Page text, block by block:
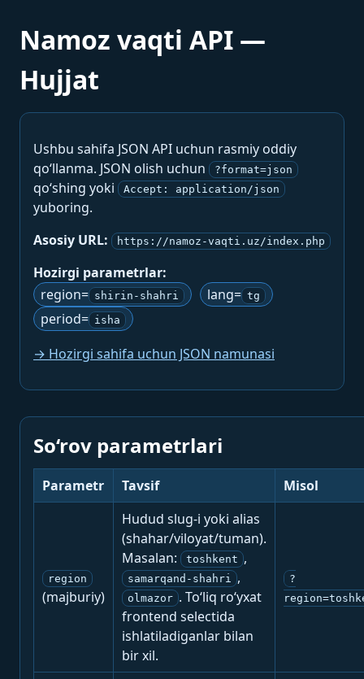
Namoz vaqti API —
Hujjat
Ushbu sahifa JSON API uchun rasmiy oddiy
qo‘llanma. JSON olish uchun
?format=json
qo‘shing yoki Accept: application/json
yuboring.
Asosiy URL:
https://namoz-vaqti.uz/index.php
Hozirgi parametrlar:
region= shirin-shahri lang= tg
period= isha
→ Hozirgi sahifa uchun JSON namunasi
So‘rov parametrlari
Parametr Tavsif Misol
region
(majburiy)
Hudud slug-i yoki alias
(shahar/viloyat/tuman).
Masalan:
toshkent ,
samarqand-shahri ,
olmazor . To‘liq ro‘yxat
frontend selectida
ishlatiladiganlar bilan
bir xil.
?